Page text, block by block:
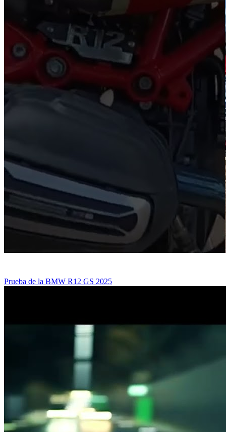
Prueba de la BMW R12 GS 2025